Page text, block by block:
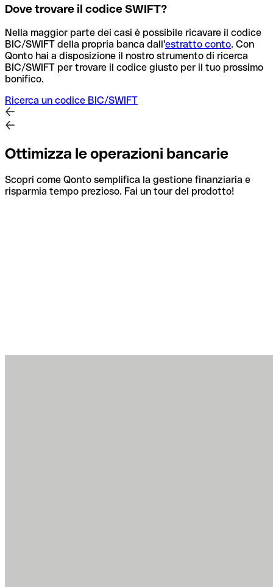
Dove trovare il codice SWIFT?
Nella maggior parte dei casi è possibile ricavare il codice
BIC/SWIFT della propria banca dall'estratto conto. Con
Qonto hai a disposizione il nostro strumento di ricerca
BIC/SWIFT per trovare il codice giusto per il tuo prossimo
bonifico.
Ricerca un codice BIC/SWIFT
Ottimizza le operazioni bancarie
Scopri come Qonto semplifica la gestione finanziaria e
risparmia tempo prezioso. Fai un tour del prodotto!